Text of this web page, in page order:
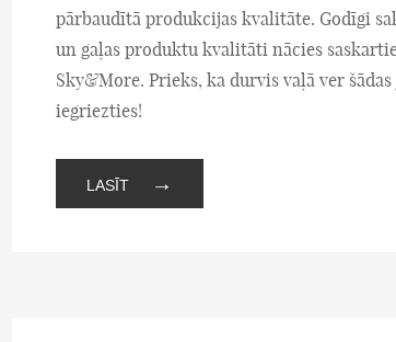
pārbaudītā produkcijas kvalitāte. Godīgi
un gaļas produktu kvalitāti nācies
Sky&More. Prieks, ka durvis vaļā ver šādas
iegriezties!
LASĪT →